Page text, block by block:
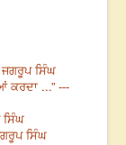
ਸਿੰਘ
ਕਰਦਾ ...” ---
ਸਿੰਘ